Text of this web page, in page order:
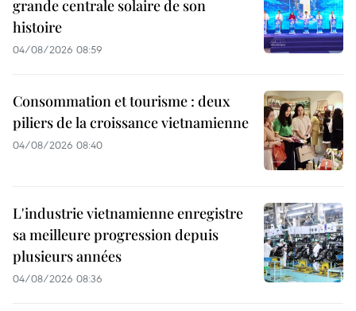
grande centrale solaire de son
histoire
04/08/2026 08:59
Consommation et tourisme : deux
piliers de la croissance vietnamienne
04/08/2026 08:40
L'industrie vietnamienne enregistre
sa meilleure progression depuis
plusieurs années
04/08/2026 08:36